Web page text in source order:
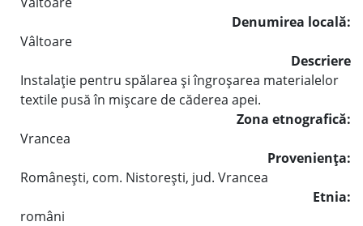
Denumirea locală:
Vâltoare
Descriere
Instalaţie pentru spălarea şi îngroşarea materialelor
textile pusă în mişcare de căderea apei.
Zona etnografică:
Vrancea
Provenienţa:
Româneşti, com. Nistoreşti, jud. Vrancea
Etnia:
români